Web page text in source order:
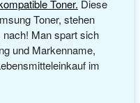
Toner. Diese
Toner, stehen
Man spart sich
und Markenname,
im